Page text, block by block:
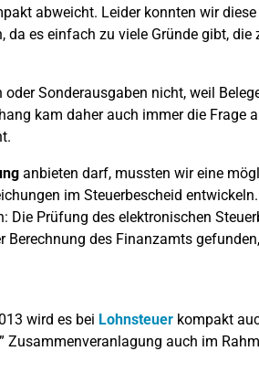
abweicht. Leider konnten wir
es einfach zu viele Gründe gibt, die
Sonderausgaben nicht, weil
kam daher auch immer die Frage
anbieten darf, mussten wir eine
im Steuerbescheid
Die Prüfung des elektronischen
Berechnung des Finanzamts
wird es bei Lohnsteuer kompakt
Zusammenveranlagung auch im